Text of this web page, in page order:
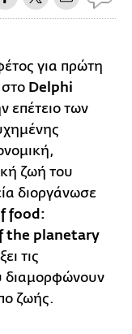
για πρώτη
Delphi
επέτειο των
ζωή του
διοργάνωσε
food:
the planetary
τις
διαμορφώνουν
ζωής.